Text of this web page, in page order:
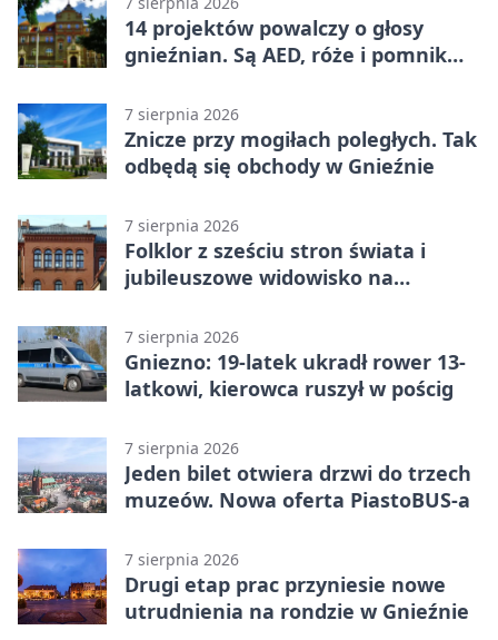
14 projektów powalczy o głosy
gnieźnian. Są AED, róże i pomnik
7 sierpnia 2026
Znicze przy mogiłach poległych. Tak
odbędą się obchody w Gnieźnie
7 sierpnia 2026
Folklor z sześciu stron świata i
jubileuszowe widowisko na
7 sierpnia 2026
Gniezno: 19-latek ukradł rower 13-
latkowi, kierowca ruszył w pościg
7 sierpnia 2026
Jeden bilet otwiera drzwi do trzech
muzeów. Nowa oferta PiastoBUS-a
7 sierpnia 2026
Drugi etap prac przyniesie nowe
utrudnienia na rondzie w Gnieźnie